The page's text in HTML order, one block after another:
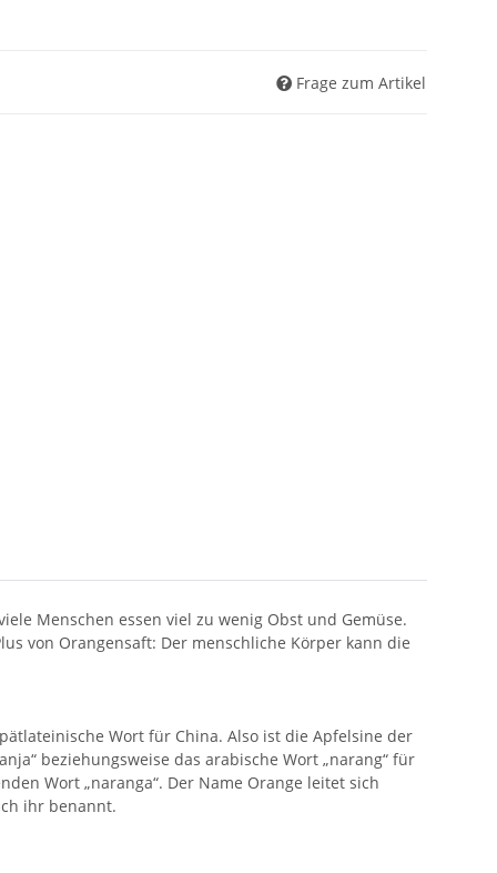
Frage zum Artikel
Menschen essen viel zu wenig Obst und Gemüse.
von Orangensaft: Der menschliche Körper kann die
Wort für China. Also ist die Apfelsine der
beziehungsweise das arabische Wort „narang“ für
Wort „naranga“. Der Name Orange leitet sich
ihr benannt.